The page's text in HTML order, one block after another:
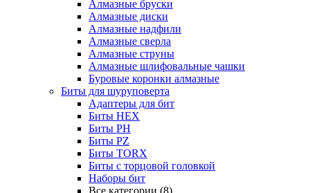
Алмазные бруски
Алмазные диски
Алмазные надфили
Алмазные сверла
Алмазные струны
Алмазные шлифовальные чашки
Буровые коронки алмазные
Биты для шуруповерта
Адаптеры для бит
Биты HEX
Биты PH
Биты PZ
Биты TORX
Биты с торцовой головкой
Наборы бит
Все категории (8)